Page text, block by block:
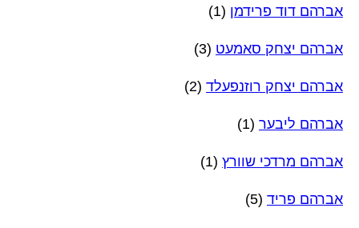
אברהם דוד פרידמן (1)
אברהם יצחק סאמעט (3)
אברהם יצחק רוזנפעלד (2)
אברהם ליבער (1)
אברהם מרדכי שוורץ (1)
אברהם פריד (5)